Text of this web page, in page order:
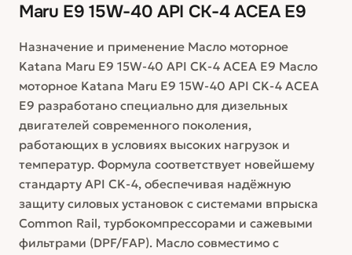
Maru E9 15W-40 API CK-4 ACEA E9
Назначение и применение Масло моторное
Katana Maru E9 15W-40 API CK-4 ACEA E9 Масло
моторное Katana Maru E9 15W-40 API CK-4 ACEA
E9 разработано специально для дизельных
двигателей современного поколения,
работающих в условиях высоких нагрузок и
температур. Формула соответствует новейшему
стандарту API CK-4, обеспечивая надёжную
защиту силовых установок с системами впрыска
Common Rail, турбокомпрессорами и сажевыми
фильтрами (DPF/FAP). Масло совместимо с